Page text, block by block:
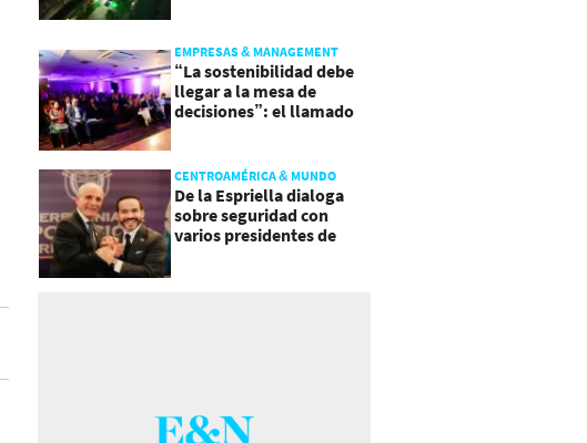
EMPRESAS & MANAGEMENT
“La sostenibilidad debe
llegar a la mesa de
decisiones”: el llamado
CENTROAMÉRICA & MUNDO
De la Espriella dialoga
sobre seguridad con
varios presidentes de